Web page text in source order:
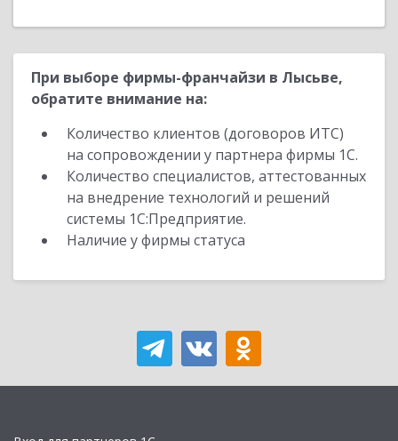
При выборе фирмы-франчайзи в Лысьве,
обратите внимание на:
Количество клиентов (договоров ИТС)
на сопровождении у партнера фирмы 1С.
Количество специалистов, аттестованных
на внедрение технологий и решений
системы 1С:Предприятие.
Наличие у фирмы статуса